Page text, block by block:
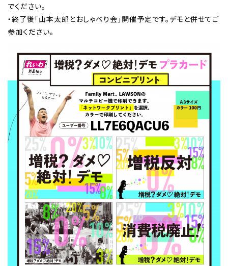
でください。
・終了後「山本太郎とおしゃべり会」開催予定です。デモと併せてご
参加ください。